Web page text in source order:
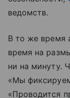
ведомств.
В то же время
время на
ни на минуту.
«Мы
«Проводится